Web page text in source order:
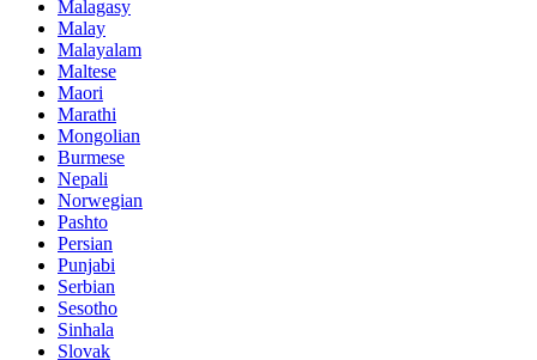
Malagasy
Malay
Malayalam
Maltese
Maori
Marathi
Mongolian
Burmese
Nepali
Norwegian
Pashto
Persian
Punjabi
Serbian
Sesotho
Sinhala
Slovak